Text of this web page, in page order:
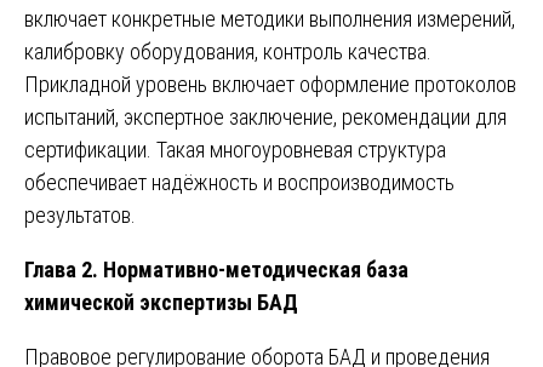
включает конкретные методики выполнения измерений,
калибровку оборудования, контроль качества.
Прикладной уровень включает оформление протоколов
испытаний, экспертное заключение, рекомендации для
сертификации. Такая многоуровневая структура
обеспечивает надёжность и воспроизводимость
результатов.
Глава 2. Нормативно-методическая база
химической экспертизы БАД
Правовое регулирование оборота БАД и проведения